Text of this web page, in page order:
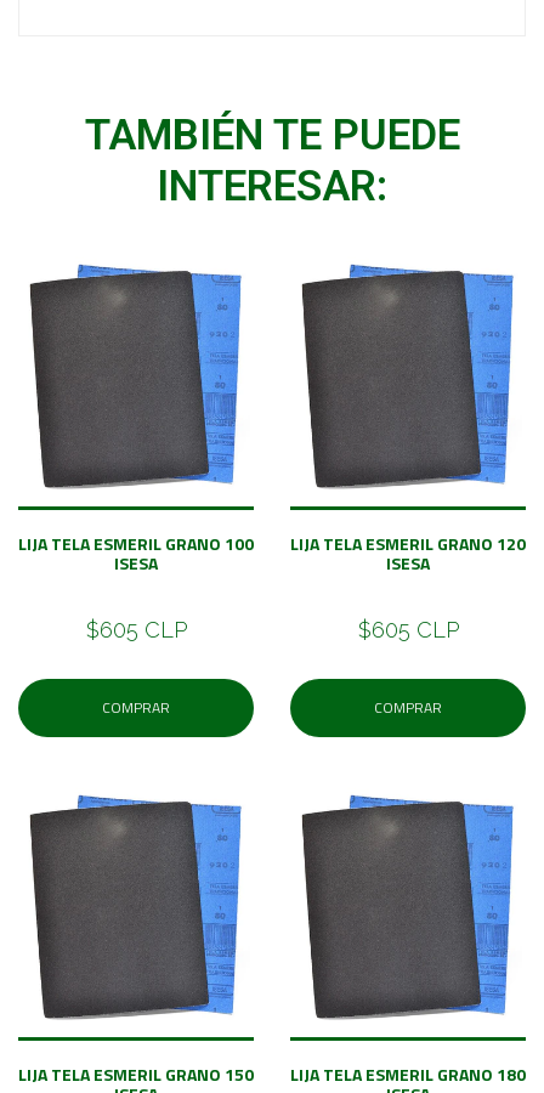
TAMBIÉN TE PUEDE
INTERESAR:
LIJA TELA ESMERIL GRANO 100
ISESA
$605 CLP
COMPRAR
LIJA TELA ESMERIL GRANO 120
ISESA
$605 CLP
COMPRAR
LIJA TELA ESMERIL GRANO 150 LIJA TELA ESMERIL GRANO 180